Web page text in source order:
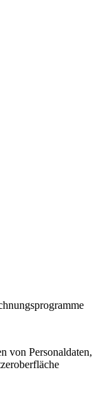
von Personaldaten,